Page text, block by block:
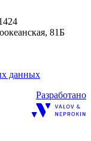
81Б
данных
Разработано